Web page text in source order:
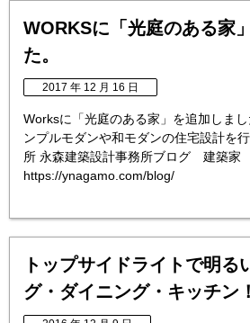
WORKSに「光庭のある家
た。
2017 年 12 月 16 日
Worksに「光庭のある家」を追加しま
ンプルモダンや和モダンの住宅設計を
所 永森建築設計事務所ブログ 建築家
https://ynagamo.com/blog/
トップサイドライトで明る
グ・ダイニング・キッチン！